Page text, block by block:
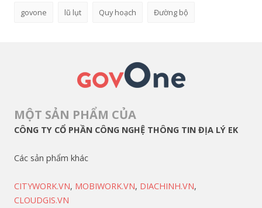
govone lũ lụt Quy hoạch Đường bộ
MỘT SẢN PHẨM CỦA
CÔNG TY CỔ PHẦN CÔNG NGHỆ THÔNG TIN ĐỊA LÝ EK
Các sản phẩm khác
CITYWORK.VN, MOBIWORK.VN, DIACHINH.VN,
CLOUDGIS.VN